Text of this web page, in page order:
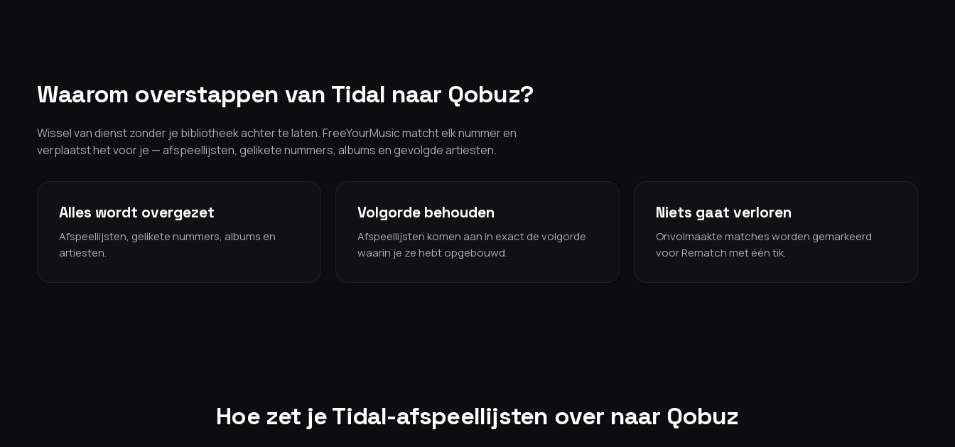
Waarom overstappen van Tidal naar Qobuz?
Wissel van dienst zonder je bibliotheek achter te laten. FreeYourMusic matcht elk nummer en
verplaatst het voor je — afspeellijsten, gelikete nummers, albums en gevolgde artiesten.
Alles wordt overgezet
Afspeellijsten, gelikete nummers, albums en
artiesten.
Volgorde behouden
Afspeellijsten komen aan in exact de volgorde
waarin je ze hebt opgebouwd.
Niets gaat verloren
Onvolmaakte matches worden gemarkeerd
voor Rematch met één tik.
Hoe zet je Tidal-afspeellijsten over naar Qobuz